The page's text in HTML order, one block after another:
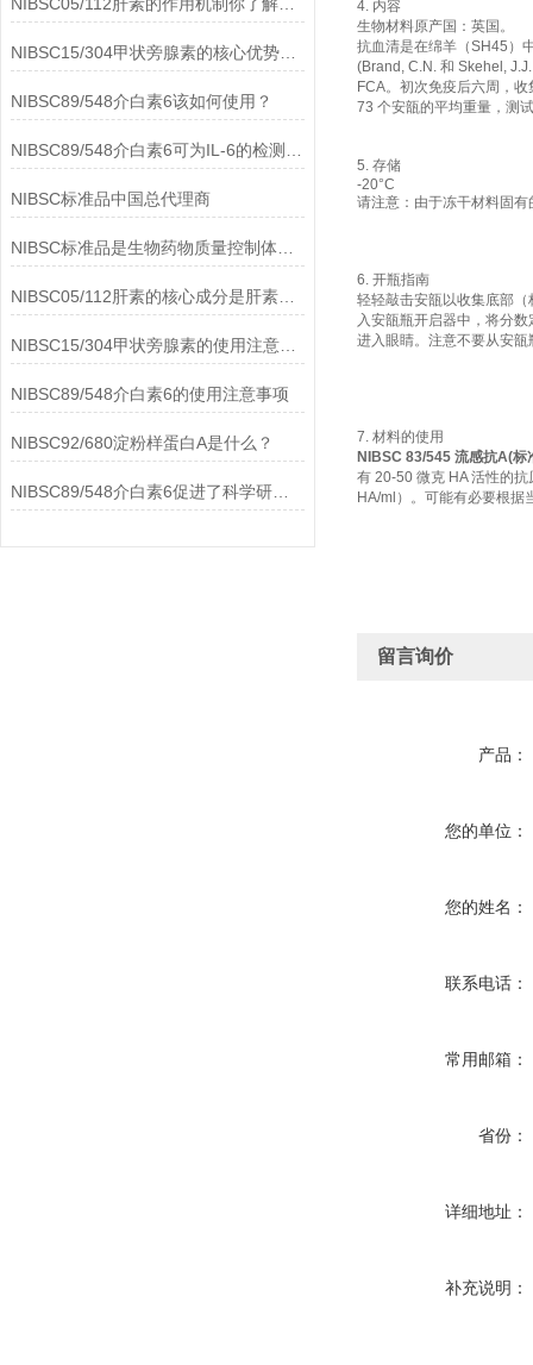
NIBSC15/304甲状旁腺素的核心优势有哪些？
NIBSC89/548介白素6该如何使用？
NIBSC标准品中国总代理商
NIBSC标准品是生物药物质量控制体系中的基础工具
NIBSC05/112肝素的核心成分是肝素钠(Heparin Sodium)
NIBSC15/304甲状旁腺素的使用注意事项
NIBSC89/548介白素6的使用注意事项
NIBSC92/680淀粉样蛋白A是什么？
NIBSC89/548介白素6促进了科学研究的进步
4. 内容
生物材料原产国：英国。
抗血清是在绵羊（SH45）
(Brand, C.N. 和 Skehel,
FCA。初次免疫后六周，
73 个安瓿的平均重量，测
5. 存储
-20°C
请注意：由于冻干材料固
6. 开瓶指南
轻轻敲击安瓿以收集底部
入安瓿瓶开启器中，将分
进入眼睛。注意不要从安
7. 材料的使用
NIBSC 83/545 流感抗A(标
有 20-50 微克 HA 活性的
HA/ml）。可能有必要根据
留言询价
产品：
您的单位：
您的姓名：
联系电话：
常用邮箱：
省份：
详细地址：
补充说明：